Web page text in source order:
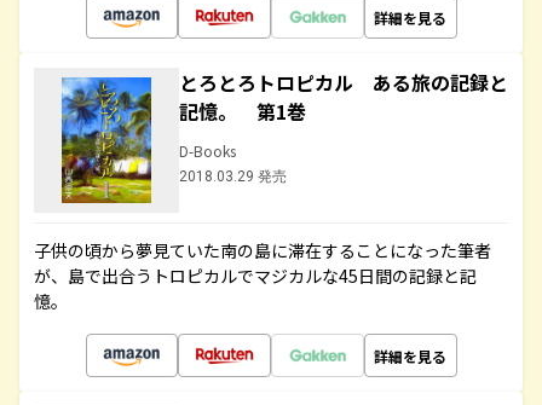
詳細を見る
とろとろトロピカル ある旅の記録と
記憶。 第1巻
D-Books
2018.03.29 発売
子供の頃から夢見ていた南の島に滞在することになった筆者
が、島で出合うトロピカルでマジカルな45日間の記録と記
憶。
詳細を見る